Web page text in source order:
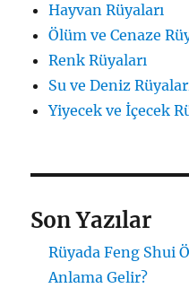
Hayvan Rüyaları
Ölüm ve Cenaze
Renk Rüyaları
Su ve Deniz
Yiyecek ve İçecek
Son Yazılar
Rüyada Feng Shui
Anlama Gelir?